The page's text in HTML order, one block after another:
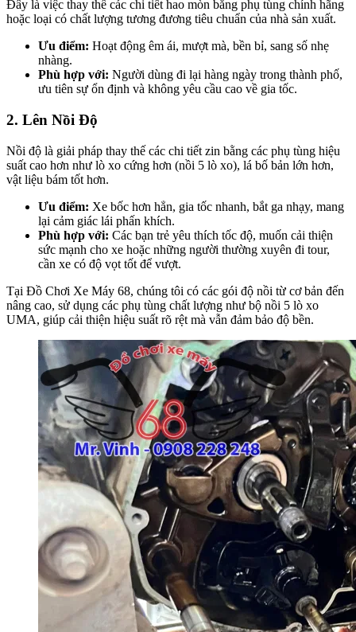
Đây là việc thay thế các chi tiết hao mòn bằng phụ tùng chính hãng
hoặc loại có chất lượng tương đương tiêu chuẩn của nhà sản xuất.
Ưu điểm: Hoạt động êm ái, mượt mà, bền bỉ, sang số nhẹ
nhàng.
Phù hợp với: Người dùng đi lại hàng ngày trong thành phố,
ưu tiên sự ổn định và không yêu cầu cao về gia tốc.
2. Lên Nồi Độ
Nồi độ là giải pháp thay thế các chi tiết zin bằng các phụ tùng hiệu
suất cao hơn như lò xo cứng hơn (nồi 5 lò xo), lá bố bản lớn hơn,
vật liệu bám tốt hơn.
Ưu điểm: Xe bốc hơn hẳn, gia tốc nhanh, bắt ga nhạy, mang
lại cảm giác lái phấn khích.
Phù hợp với: Các bạn trẻ yêu thích tốc độ, muốn cải thiện
sức mạnh cho xe hoặc những người thường xuyên đi tour,
cần xe có độ vọt tốt để vượt.
Tại Đồ Chơi Xe Máy 68, chúng tôi có các gói độ nồi từ cơ bản đến
nâng cao, sử dụng các phụ tùng chất lượng như bộ nồi 5 lò xo
UMA, giúp cải thiện hiệu suất rõ rệt mà vẫn đảm bảo độ bền.